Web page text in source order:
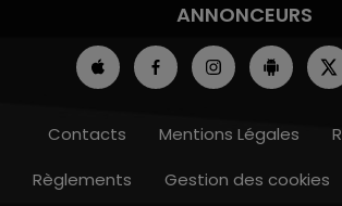
ANNONCEURS
Contacts Mentions Légales
Règlements
Gestion des cookies